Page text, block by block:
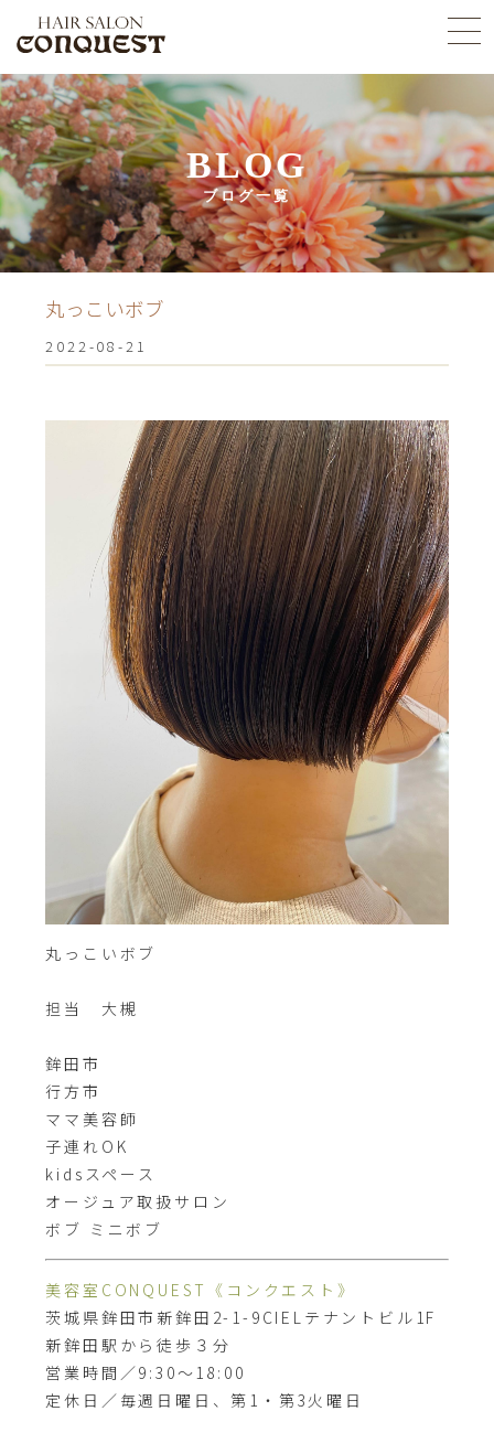
BLOG
ブログ一覧
丸っこいボブ‍️
2022-08-21
丸っこいボブ‍️
担当 大槻
鉾田市
行方市
ママ美容師
子連れOK
kidsスペース
オージュア取扱サロン
ボブ ミニボブ
美容室CONQUEST《コンクエスト》
茨城県鉾田市新鉾田2-1-9CIELテナントビル1F
新鉾田駅から徒歩３分
営業時間／9:30～18:00
定休日／毎週日曜日、第1・第3火曜日